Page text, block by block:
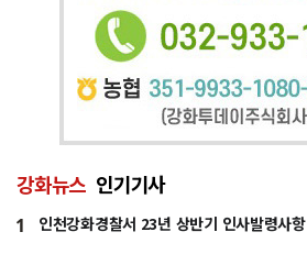
강화뉴스 인기기사
1 인천강화경찰서 23년 상반기 인사발령사항